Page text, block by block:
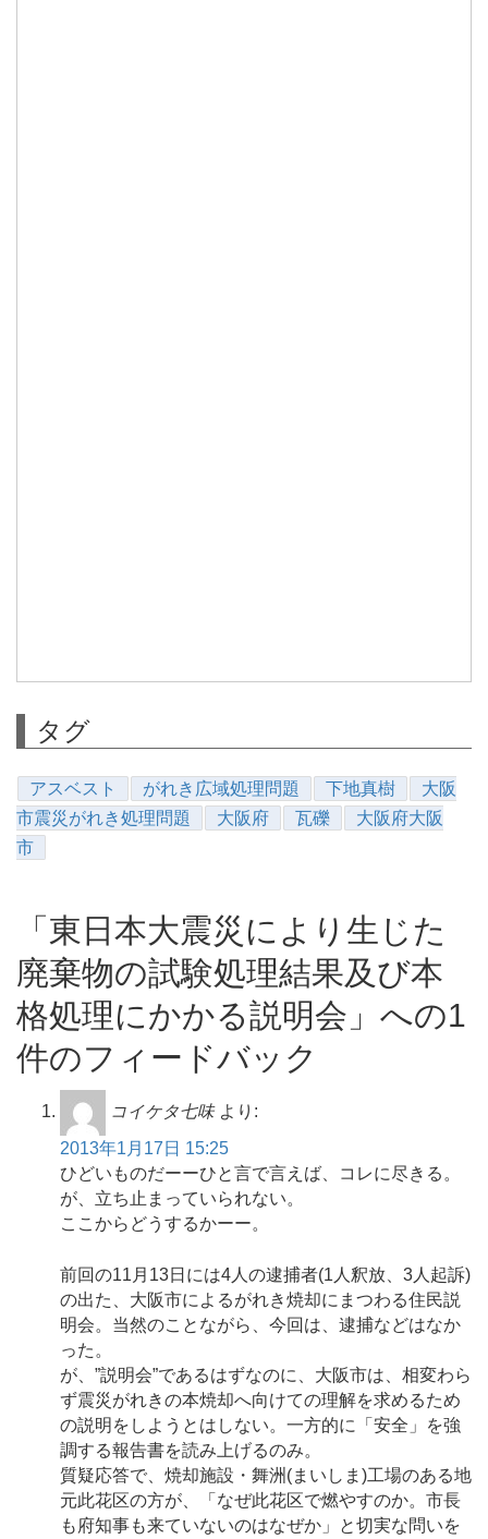
タグ
アスベスト がれき広域処理問題 下地真樹
大阪
市震災がれき処理問題
大阪府 瓦礫
大阪府大阪
市
「東日本大震災により生じた
廃棄物の試験処理結果及び本
格処理にかかる説明会」への1
件のフィードバック
コイケタ七味 より:
2013年1月17日 15:25
ひどいものだーーひと言で言えば、コレに尽きる。
が、立ち止まっていられない。
ここからどうするかーー。
前回の11月13日には4人の逮捕者(1人釈放、3人起訴)
の出た、大阪市によるがれき焼却にまつわる住民説
明会。当然のことながら、今回は、逮捕などはなか
った。
が、”説明会”であるはずなのに、大阪市は、相変わら
ず震災がれきの本焼却へ向けての理解を求めるため
の説明をしようとはしない。一方的に「安全」を強
調する報告書を読み上げるのみ。
質疑応答で、焼却施設・舞洲(まいしま)工場のある地
元此花区の方が、「なぜ此花区で燃やすのか。市長
も府知事も来ていないのはなぜか」と切実な問いを